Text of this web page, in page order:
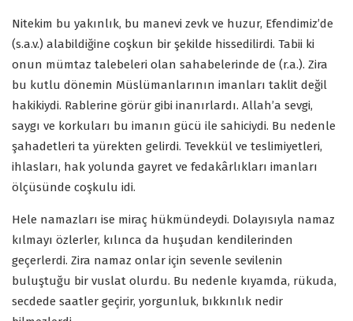
Nitekim bu yakınlık, bu manevi zevk ve huzur, Efendimiz’de
(s.a.v.) alabildiğine coşkun bir şekilde hissedilirdi. Tabii ki
onun mümtaz talebeleri olan sahabelerinde de (r.a.). Zira
bu kutlu dönemin Müslümanlarının imanları taklit değil
hakikiydi. Rablerine görür gibi inanırlardı. Allah’a sevgi,
saygı ve korkuları bu imanın gücü ile sahiciydi. Bu nedenle
şahadetleri ta yürekten gelirdi. Tevekkül ve teslimiyetleri,
ihlasları, hak yolunda gayret ve fedakârlıkları imanları
ölçüsünde coşkulu idi.
Hele namazları ise miraç hükmündeydi. Dolayısıyla namaz
kılmayı özlerler, kılınca da huşudan kendilerinden
geçerlerdi. Zira namaz onlar için sevenle sevilenin
buluştuğu bir vuslat olurdu. Bu nedenle kıyamda, rükuda,
secdede saatler geçirir, yorgunluk, bıkkınlık nedir